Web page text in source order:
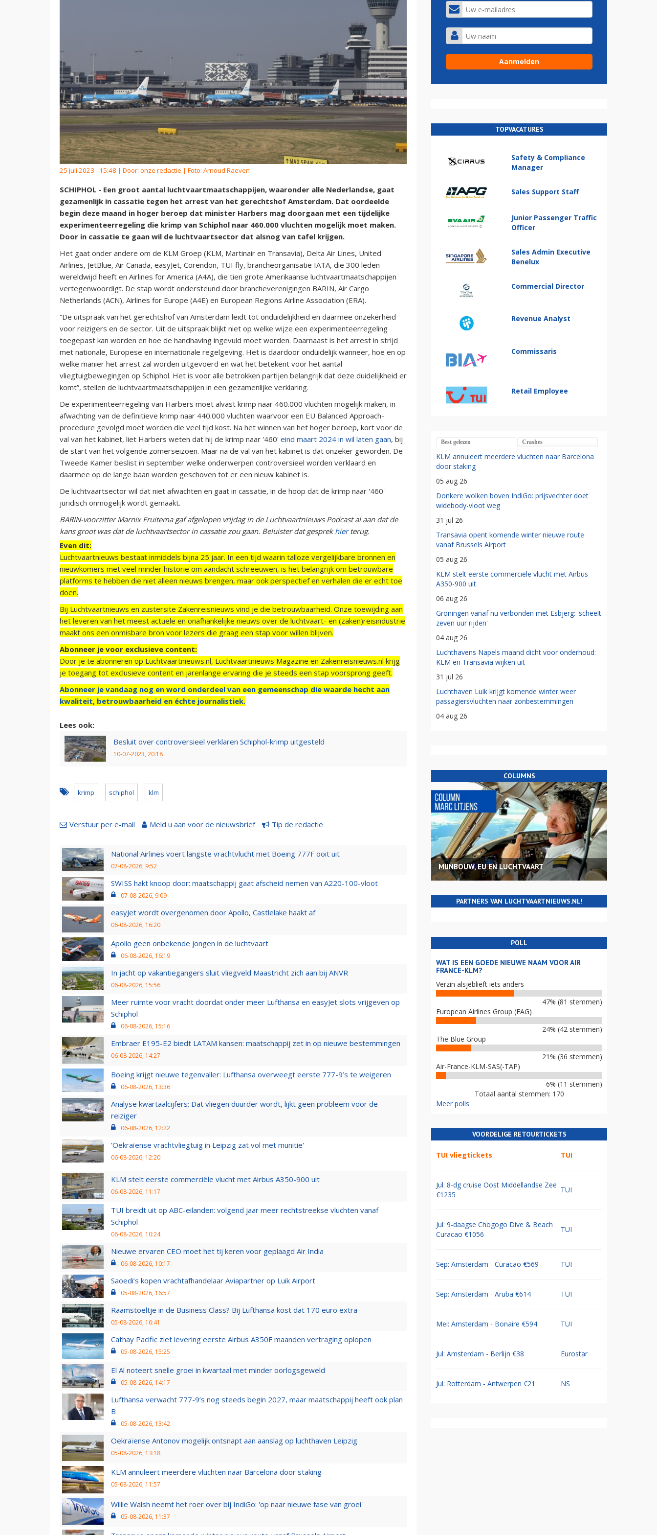
25 juli 2023 - 15:48 | Door: onze redactie | Foto: Arnoud Raeven
SCHIPHOL - Een groot aantal luchtvaartmaatschappijen, waaronder alle Nederlandse, gaat
gezamenlijk in cassatie tegen het arrest van het gerechtshof Amsterdam. Dat oordeelde
begin deze maand in hoger beroep dat minister Harbers mag doorgaan met een tijdelijke
experimenteerregeling die krimp van Schiphol naar 460.000 vluchten mogelijk moet maken.
Door in cassatie te gaan wil de luchtvaartsector dat alsnog van tafel krijgen.
Het gaat onder andere om de KLM Groep (KLM, Martinair en Transavia), Delta Air Lines, United
Airlines, JetBlue, Air Canada, easyJet, Corendon, TUI fly, brancheorganisatie IATA, die 300 leden
wereldwijd heeft en Airlines for America (A4A), die tien grote Amerikaanse luchtvaartmaatschappijen
vertegenwoordigt. De stap wordt ondersteund door brancheverenigingen BARIN, Air Cargo
Netherlands (ACN), Airlines for Europe (A4E) en European Regions Airline Association (ERA).
“De uitspraak van het gerechtshof van Amsterdam leidt tot onduidelijkheid en daarmee onzekerheid
voor reizigers en de sector. Uit de uitspraak blijkt niet op welke wijze een experimenteerregeling
toegepast kan worden en hoe de handhaving ingevuld moet worden. Daarnaast is het arrest in strijd
met nationale, Europese en internationale regelgeving. Het is daardoor onduidelijk wanneer, hoe en op
welke manier het arrest zal worden uitgevoerd en wat het betekent voor het aantal
vliegtuigbewegingen op Schiphol. Het is voor alle betrokken partijen belangrijk dat deze duidelijkheid er
komt”, stellen de luchtvaartmaatschappijen in een gezamenlijke verklaring.
De experimenteerregeling van Harbers moet alvast krimp naar 460.000 vluchten mogelijk maken, in
afwachting van de definitieve krimp naar 440.000 vluchten waarvoor een EU Balanced Approach-
procedure gevolgd moet worden die veel tijd kost. Na het winnen van het hoger beroep, kort voor de
val van het kabinet, liet Harbers weten dat hij de krimp naar '460' eind maart 2024 in wil laten gaan, bij
de start van het volgende zomerseizoen. Maar na de val van het kabinet is dat onzeker geworden. De
Tweede Kamer beslist in september welke onderwerpen controversieel worden verklaard en
daarmee op de lange baan worden geschoven tot er een nieuw kabinet is.
De luchtvaartsector wil dat niet afwachten en gaat in cassatie, in de hoop dat de krimp naar '460'
juridisch onmogelijk wordt gemaakt.
BARIN-voorzitter Marnix Fruitema gaf afgelopen vrijdag in de Luchtvaartnieuws Podcast al aan dat de
kans groot was dat de luchtvaartsector in cassatie zou gaan. Beluister dat gesprek hierterug.
Even dit:
Luchtvaartnieuws bestaat inmiddels bijna 25 jaar. In een tijd waarin talloze vergelijkbare bronnen en
nieuwkomers met veel minder historie om aandacht schreeuwen, is het belangrijk om betrouwbare
platforms te hebben die niet alleen nieuws brengen, maar ook perspectief en verhalen die er echt toe
doen.
Bij Luchtvaartnieuws en zustersite Zakenreisnieuws vind je die betrouwbaarheid. Onze toewijding aan
het leveren van het meest actuele en onafhankelijke nieuws over de luchtvaart- en (zaken)reisindustrie
maakt ons een onmisbare bron voor lezers die graag een stap voor willen blijven.
Abonneer je voor exclusieve content:
Door je te abonneren op Luchtvaartnieuws.nl, Luchtvaartnieuws Magazine en Zakenreisnieuws.nl krijg
je toegang tot exclusieve content en jarenlange ervaring die je steeds een stap voorsprong geeft.
Abonneer je vandaag nog en word onderdeel van een gemeenschap die waarde hecht aan
kwaliteit, betrouwbaarheid en échte journalistiek.
Lees ook:
Besluit over controversieel verklaren Schiphol-krimp uitgesteld
10-07-2023, 20:18
krimp schiphol klm
Verstuur per e-mail Meld u aan voor de nieuwsbrief Tip de redactie
National Airlines voert langste vrachtvlucht met Boeing 777F ooit uit
07-08-2026, 9:52
SWISS hakt knoop door: maatschappij gaat afscheid nemen van A220-100-vloot
07-08-2026, 9:09
easyJet wordt overgenomen door Apollo, Castlelake haakt af
06-08-2026, 16:20
Apollo geen onbekende jongen in de luchtvaart
06-08-2026, 16:19
In jacht op vakantiegangers sluit vliegveld Maastricht zich aan bij ANVR
06-08-2026, 15:56
Meer ruimte voor vracht doordat onder meer Lufthansa en easyJet slots vrijgeven op
Schiphol
06-08-2026, 15:16
Embraer E195-E2 biedt LATAM kansen: maatschappij zet in op nieuwe bestemmingen
06-08-2026, 14:27
Boeing krijgt nieuwe tegenvaller: Lufthansa overweegt eerste 777-9’s te weigeren
06-08-2026, 13:36
Analyse kwartaalcijfers: Dat vliegen duurder wordt, lijkt geen probleem voor de
reiziger
06-08-2026, 12:22
'Oekraïense vrachtvliegtuig in Leipzig zat vol met munitie'
06-08-2026, 12:20
KLM stelt eerste commerciële vlucht met Airbus A350-900 uit
06-08-2026, 11:17
TUI breidt uit op ABC-eilanden: volgend jaar meer rechtstreekse vluchten vanaf
Schiphol
06-08-2026, 10:24
Nieuwe ervaren CEO moet het tij keren voor geplaagd Air India
06-08-2026, 10:17
Saoedi’s kopen vrachtafhandelaar Aviapartner op Luik Airport
05-08-2026, 16:57
Raamstoeltje in de Business Class? Bij Lufthansa kost dat 170 euro extra
05-08-2026, 16:41
Cathay Pacific ziet levering eerste Airbus A350F maanden vertraging oplopen
05-08-2026, 15:25
El Al noteert snelle groei in kwartaal met minder oorlogsgeweld
05-08-2026, 14:17
Lufthansa verwacht 777-9’s nog steeds begin 2027, maar maatschappij heeft ook plan
B
05-08-2026, 13:42
Oekraïense Antonov mogelijk ontsnapt aan aanslag op luchthaven Leipzig
05-08-2026, 13:18
KLM annuleert meerdere vluchten naar Barcelona door staking
05-08-2026, 11:57
Willie Walsh neemt het roer over bij IndiGo: 'op naar nieuwe fase van groei'
05-08-2026, 11:37
TOPVACATURES
Safety & Compliance
Manager
Sales Support Staff
Junior Passenger Traffic
Officer
Sales Admin Executive
Benelux
Commercial Director
Revenue Analyst
Commissaris
Retail Employee
Best gelezen Crashes
KLM annuleert meerdere vluchten naar Barcelona
door staking
05 aug 26
Donkere wolken boven IndiGo: prijsvechter doet
widebody-vloot weg
31 jul 26
Transavia opent komende winter nieuwe route
vanaf Brussels Airport
05 aug 26
KLM stelt eerste commerciële vlucht met Airbus
A350-900 uit
06 aug 26
Groningen vanaf nu verbonden met Esbjerg: 'scheelt
zeven uur rijden'
04 aug 26
Luchthavens Napels maand dicht voor onderhoud:
KLM en Transavia wijken uit
31 jul 26
Luchthaven Luik krijgt komende winter weer
passagiersvluchten naar zonbestemmingen
04 aug 26
COLUMNS
MIJNBOUW, EU EN LUCHTVAART
PARTNERS VAN LUCHTVAARTNIEUWS.NL!
POLL
WAT IS EEN GOEDE NIEUWE NAAM VOOR AIR
FRANCE-KLM?
Verzin alsjeblieft iets anders
47% (81 stemmen)
European Airlines Group (EAG)
24% (42 stemmen)
The Blue Group
21% (36 stemmen)
Air-France-KLM-SAS(-TAP)
6% (11 stemmen)
Totaal aantal stemmen: 170
Meer polls
VOORDELIGE RETOURTICKETS
TUI vliegtickets TUI
Jul: 8-dg cruise Oost Middellandse Zee
€1235
TUI
Jul: 9-daagse Chogogo Dive & Beach
Curacao €1056
TUI
Sep: Amsterdam - Curacao €569 TUI
Sep: Amsterdam - Aruba €614 TUI
Mei: Amsterdam - Bonaire €594 TUI
Jul: Amsterdam - Berlijn €38 Eurostar
Jul: Rotterdam - Antwerpen €21 NS